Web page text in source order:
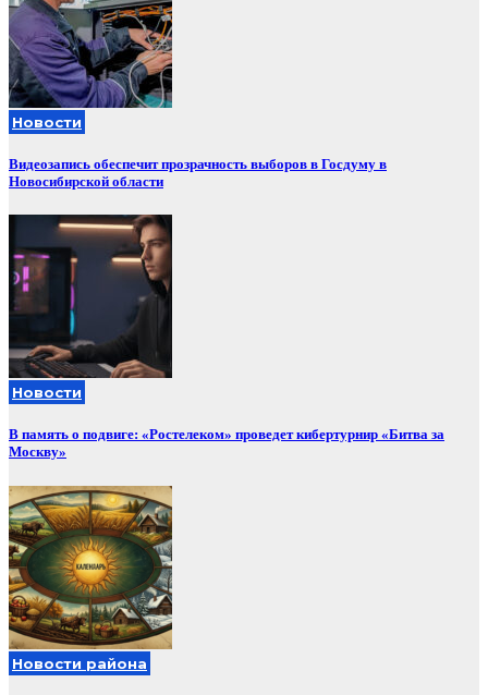
Новости
Видеозапись обеспечит прозрачность выборов в Госдуму в
Новосибирской области
Новости
В память о подвиге: «Ростелеком» проведет кибертурнир «Битва за
Москву»
Новости района